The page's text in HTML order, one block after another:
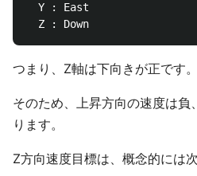
  Y : East
つまり、Z軸は下向きが正です。
そのため、上昇方向の速度は負
ります。
Z方向速度目標は、概念的には